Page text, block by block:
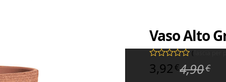
Vaso Alto
Valutato0 su 5
(
4,90€Il
3,92 € Il